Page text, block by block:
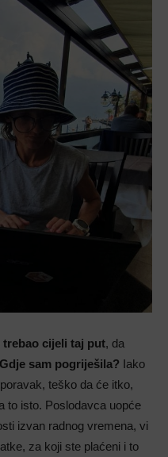
trebao cijeli taj put, da
Gdje sam pogriješila? Iako
teško da će itko,
to isto. Poslodavca uopće
izvan radnog vremena, vi
za koji ste plaćeni i to